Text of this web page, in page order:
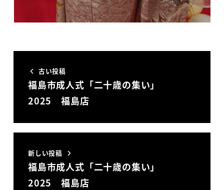
古い投稿
福島市成人式「二十歳の集い」
2025 福島店
新しい投稿
福島市成人式「二十歳の集い」
2025 福島店